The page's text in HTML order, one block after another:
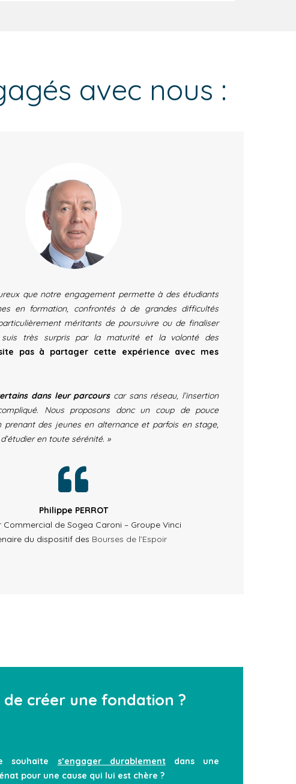
avec nous :
que notre engagement permette à des étudiants
en formation, confrontés à de grandes difficultés
méritants de poursuivre ou de finaliser
très surpris par la maturité et la volonté des
pas à partager cette expérience avec mes
dans leur parcourscar sans réseau, l’insertion
Nous proposons donc un coup de pouce
prenant des jeunes en alternance et parfois en stage,
en toute sérénité. »
Philippe PERROT
Commercial de Sogea Caroni – Groupe Vinci
du dispositif des Bourses de l’Espoir
de créer une fondation ?
souhaite s’engager durablementdans une
pour une cause qui lui est chère ?